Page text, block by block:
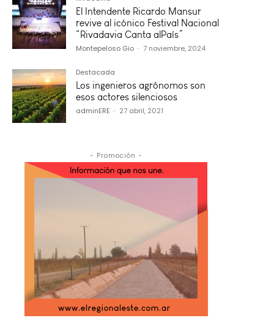
El Intendente Ricardo Mansur
revive al icónico Festival Nacional
“Rivadavia Canta alPaís”
Montepeloso Gio - 7 noviembre, 2024
Destacada
Los ingenieros agrónomos son
esos actores silenciosos
adminERE - 27 abril, 2021
- Promoción -